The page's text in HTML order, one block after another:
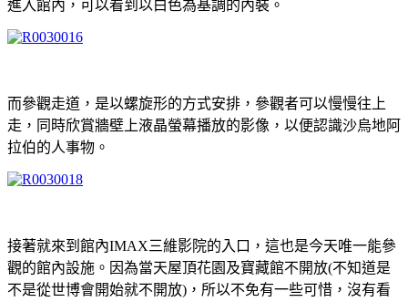
進入館內，可以看到以白色為基調的內裝。
而參觀走道，是以螺旋形的方式安排，參觀者可以慢慢往上
走，同時欣賞牆壁上液晶螢幕播放的影像，以便認識沙烏地阿
拉伯的人事物。
接著就來到館內IMAX三維影院的入口，這也是今天唯一能參
觀的館內設施。因為當天屋頂花園及寶藏館不開放(不知道是
不是從世博會開始就不開放)，所以不免有一些可惜，沒有看